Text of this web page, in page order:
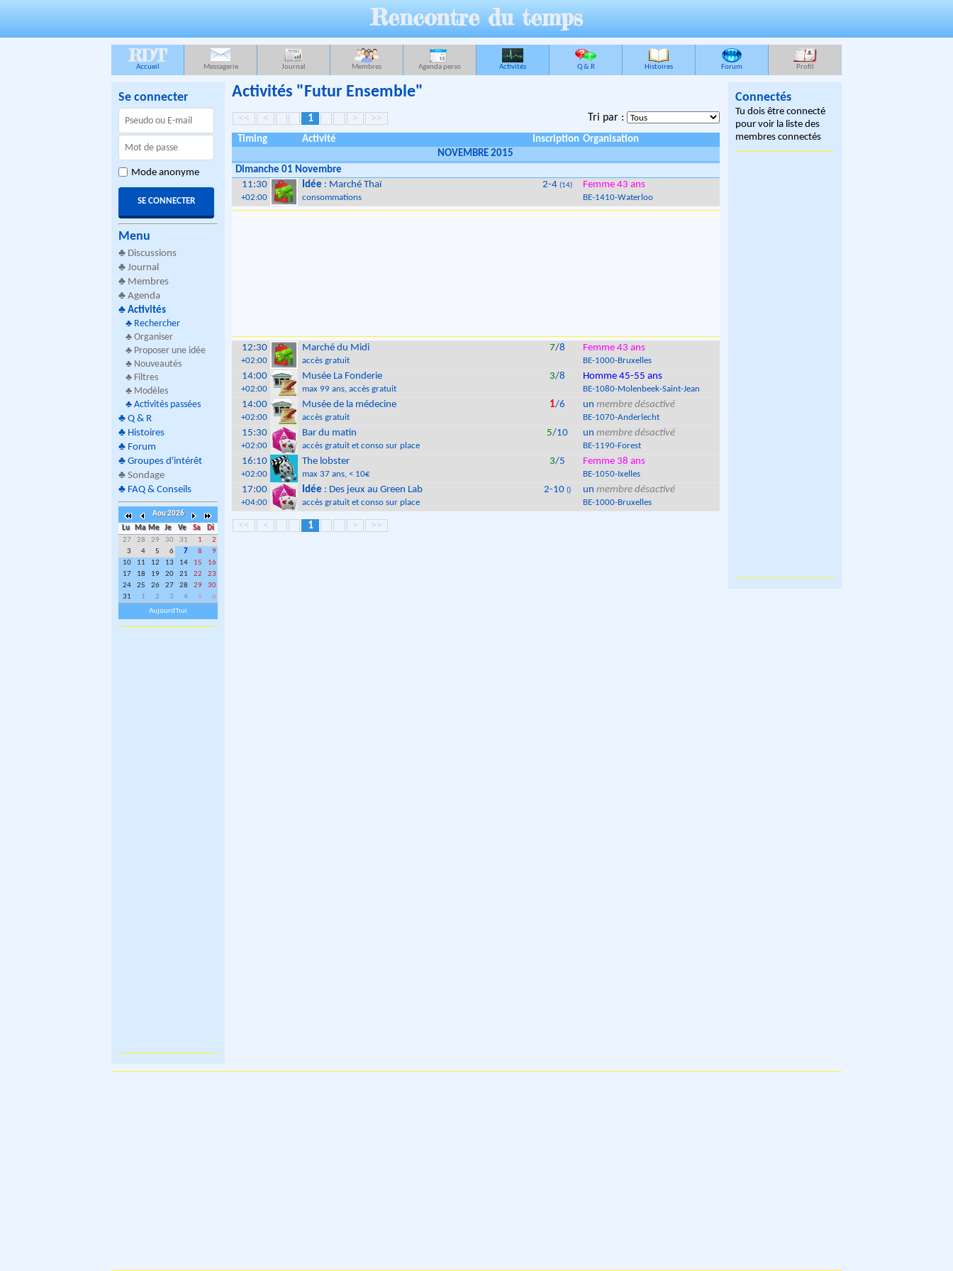
Rencontre du temps
RDT
Accueil Messagerie Journal Membres Agenda perso Activités Q & R Histoires Forum Profil
Se connecter
Mode anonyme
Menu
♣ Discussions
♣ Journal
♣ Membres
♣ Agenda
♣ Activités
♣ Rechercher
♣ Organiser
♣ Proposer une idée
♣ Nouveautés
♣ Filtres
♣ Modèles
♣ Activités passées
♣ Q & R
♣ Histoires
♣ Forum
♣ Groupes d'intérêt
♣ Sondage
♣ FAQ & Conseils
Aou 2026
Lu
Ma Me Je Ve Sa
Di
27
28 29 30 31 1
2
3
4 5 6 7 8
9
10
11 12 13 14 15
16
17
18 19 20 21 22
23
24
25 26 27 28 29
30
31
1 2 3 4 5
6
Aujourd'hui
Activités "Futur Ensemble"
Tri par :
<< < 1 > >>
Timing Activité Inscription Organisation
NOVEMBRE 2015
Dimanche 01 Novembre
11:30
+02:00
Idée : Marché Thaï
consommations
2-4 (14) Femme 43 ans
BE-1410-Waterloo
12:30
+02:00
Marché du Midi
accès gratuit
7/8 Femme 43 ans
BE-1000-Bruxelles
14:00
+02:00
Musée La Fonderie
max 99 ans, accès gratuit
3/8 Homme 45-55 ans
BE-1080-Molenbeek-Saint-Jean
14:00
+02:00
Musée de la médecine
accès gratuit
1/6 un membre désactivé
BE-1070-Anderlecht
15:30
+02:00
Bar du matin
accès gratuit et conso sur place
5/10 un membre désactivé
BE-1190-Forest
16:10
+02:00
The lobster
max 37 ans, < 10€
3/5 Femme 38 ans
BE-1050- Ixelles
17:00
+04:00
Idée : Des jeux au Green Lab
accès gratuit et conso sur place
2-10 () un membre désactivé
BE-1000-Bruxelles
<< < 1 > >>
Connectés
Tu dois être connecté
pour voir la liste des
membres connectés